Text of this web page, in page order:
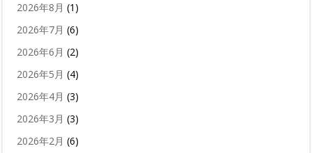
2026年8月 (1)
2026年7月 (6)
2026年6月 (2)
2026年5月 (4)
2026年4月 (3)
2026年3月 (3)
2026年2月 (6)